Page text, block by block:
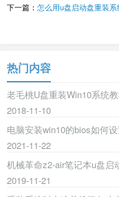
下一篇： 怎么用u盘启动盘重装
热门内容
老毛桃U盘重装Win10系统
2018-11-10
电脑安装win10的bios如何
2021-11-22
机械革命z2-air笔记本u盘启
2019-11-21